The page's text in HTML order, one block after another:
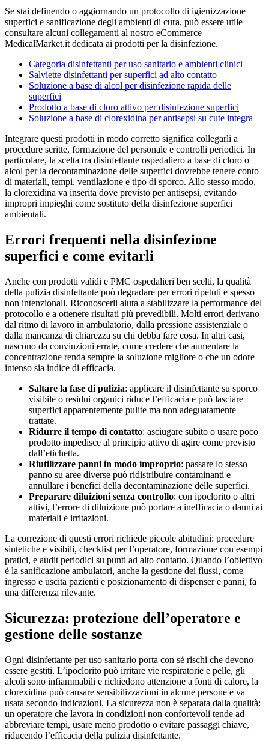
Se stai definendo o aggiornando un protocollo di igienizzazione
superfici e sanificazione degli ambienti di cura, può essere utile
consultare alcuni collegamenti al nostro eCommerce
MedicalMarket.it dedicata ai prodotti per la disinfezione.
Categoria disinfettanti per uso sanitario e ambienti clinici
Salviette disinfettanti per superfici ad alto contatto
Soluzione a base di alcol per disinfezione rapida delle
superfici
Prodotto a base di cloro attivo per disinfezione superfici
Soluzione a base di clorexidina per antisepsi su cute integra
Integrare questi prodotti in modo corretto significa collegarli a
procedure scritte, formazione del personale e controlli periodici. In
particolare, la scelta tra disinfettante ospedaliero a base di cloro o
alcol per la decontaminazione delle superfici dovrebbe tenere conto
di materiali, tempi, ventilazione e tipo di sporco. Allo stesso modo,
la clorexidina va inserita dove previsto per antisepsi, evitando
impropri impieghi come sostituto della disinfezione superfici
ambientali.
Errori frequenti nella disinfezione
superfici e come evitarli
Anche con prodotti validi e PMC ospedalieri ben scelti, la qualità
della pulizia disinfettante può degradare per errori ripetuti e spesso
non intenzionali. Riconoscerli aiuta a stabilizzare la performance del
protocollo e a ottenere risultati più prevedibili. Molti errori derivano
dal ritmo di lavoro in ambulatorio, dalla pressione assistenziale o
dalla mancanza di chiarezza su chi debba fare cosa. In altri casi,
nascono da convinzioni errate, come credere che aumentare la
concentrazione renda sempre la soluzione migliore o che un odore
intenso sia indice di efficacia.
Saltare la fase di pulizia: applicare il disinfettante su sporco
visibile o residui organici riduce l’efficacia e può lasciare
superfici apparentemente pulite ma non adeguatamente
trattate.
Ridurre il tempo di contatto: asciugare subito o usare poco
prodotto impedisce al principio attivo di agire come previsto
dall’etichetta.
Riutilizzare panni in modo improprio: passare lo stesso
panno su aree diverse può ridistribuire contaminanti e
annullare i benefici della decontaminazione delle superfici.
Preparare diluizioni senza controllo: con ipoclorito o altri
attivi, l’errore di diluizione può portare a inefficacia o danni ai
materiali e irritazioni.
La correzione di questi errori richiede piccole abitudini: procedure
sintetiche e visibili, checklist per l’operatore, formazione con esempi
pratici, e audit periodici su punti ad alto contatto. Quando l’obiettivo
è la sanificazione ambulatori, anche la gestione dei flussi, come
ingresso e uscita pazienti e posizionamento di dispenser e panni, fa
una differenza rilevante.
Sicurezza: protezione dell’operatore e
gestione delle sostanze
Ogni disinfettante per uso sanitario porta con sé rischi che devono
essere gestiti. L’ipoclorito può irritare vie respiratorie e pelle, gli
alcoli sono infiammabili e richiedono attenzione a fonti di calore, la
clorexidina può causare sensibilizzazioni in alcune persone e va
usata secondo indicazioni. La sicurezza non è separata dalla qualità:
un operatore che lavora in condizioni non confortevoli tende ad
abbreviare tempi, usare meno prodotto o evitare passaggi chiave,
riducendo l’efficacia della pulizia disinfettante.